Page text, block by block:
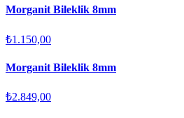
Morganit Bileklik 8mm
₺1.150,00
Morganit Bileklik 8mm
₺2.849,00